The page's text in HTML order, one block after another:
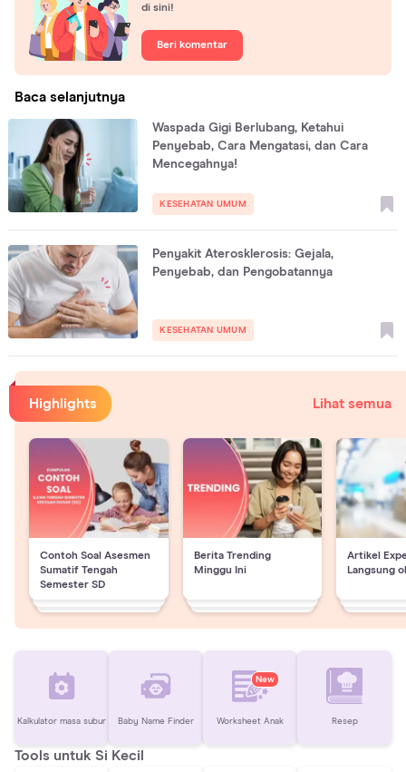
di sini!
Beri komentar
Baca selanjutnya
Waspada Gigi Berlubang, Ketahui
Penyebab, Cara Mengatasi, dan Cara
Mencegahnya!
KESEHATAN UMUM
Penyakit Aterosklerosis: Gejala,
Penyebab, dan Pengobatannya
KESEHATAN UMUM
Highlights Lihat semua
Contoh Soal Asesmen
Sumatif Tengah
Semester SD
Berita Trending
Minggu Ini
Artikel
Langsung
Kalkulator masa subur Baby Name Finder
New
Worksheet Anak Resep
Tools untuk Si Kecil